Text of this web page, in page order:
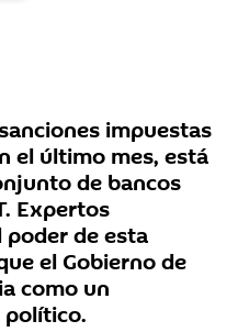
impuestas
el último mes, está
de bancos
Expertos
de esta
el Gobierno de
como un
político.